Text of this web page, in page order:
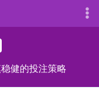
健的投注策略